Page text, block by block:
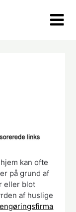
kan ofte
på grund af
eller blot
af ​​huslige